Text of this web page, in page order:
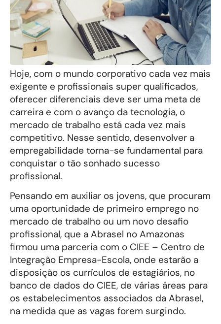
Hoje, com o mundo corporativo cada vez mais
exigente e profissionais super qualificados,
oferecer diferenciais deve ser uma meta de
carreira e com o avanço da tecnologia, o
mercado de trabalho está cada vez mais
competitivo. Nesse sentido, desenvolver a
empregabilidade torna-se fundamental para
conquistar o tão sonhado sucesso
profissional.
Pensando em auxiliar os jovens, que procuram
uma oportunidade de primeiro emprego no
mercado de trabalho ou um novo desafio
profissional, que a Abrasel no Amazonas
firmou uma parceria com o CIEE – Centro de
Integração Empresa-Escola, onde estarão a
disposição os currículos de estagiários, no
banco de dados do CIEE, de várias áreas para
os estabelecimentos associados da Abrasel,
na medida que as vagas forem surgindo.